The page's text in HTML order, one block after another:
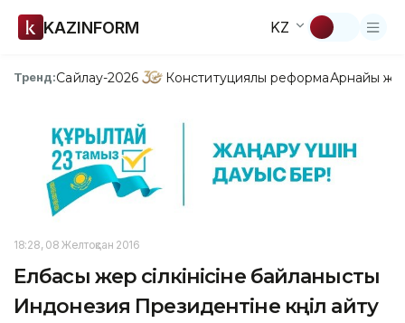
KAZINFORM KZ
Тренд:Сайлау-2026 Конституциялық реформаАрнайы
18:28, 08 Желтоқсан 2016
Елбасы жер сілкінісіне байланысты
Индонезия Президентіне көңіл айту